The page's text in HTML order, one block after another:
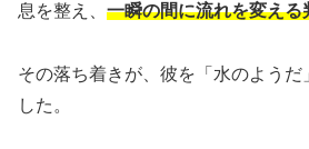
息を整え、 一瞬の間に流れを変える
その落ち着きが、彼を「水のようだ
した。